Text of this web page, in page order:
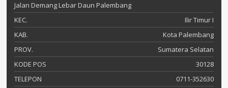
Jalan Demang Lebar Daun Palembang
KEC.
Ilir Timur I
KAB.
Kota Palembang
PROV.
Sumatera Selatan
KODE POS
30128
TELEPON
0711-352630